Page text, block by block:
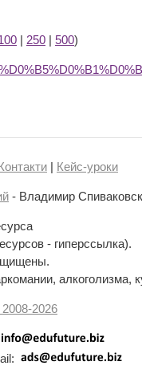
| 250 | 500)
| Кейс-уроки
- Владимир
- гиперссылка).
алкоголизма,
2008-2026